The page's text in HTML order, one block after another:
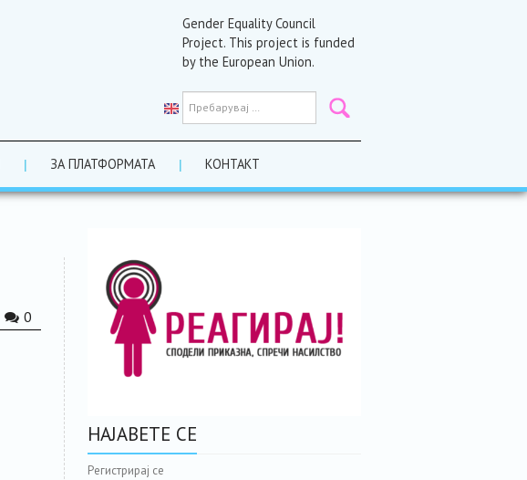
Gender Equality Council
Project. This project is funded
by the European Union.
ЗА ПЛАТФОРМАТА КОНТАКТ
0
НАЈАВЕТЕ СЕ
Регистрирај се